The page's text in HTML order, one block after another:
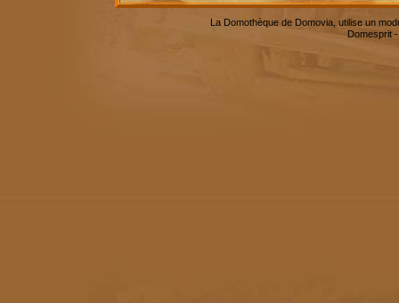
La Domothèque de Domovia, utilise un
Domesprit